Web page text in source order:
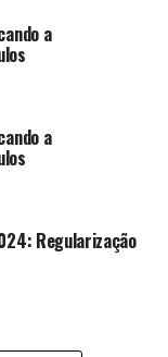
a
a
Regularização